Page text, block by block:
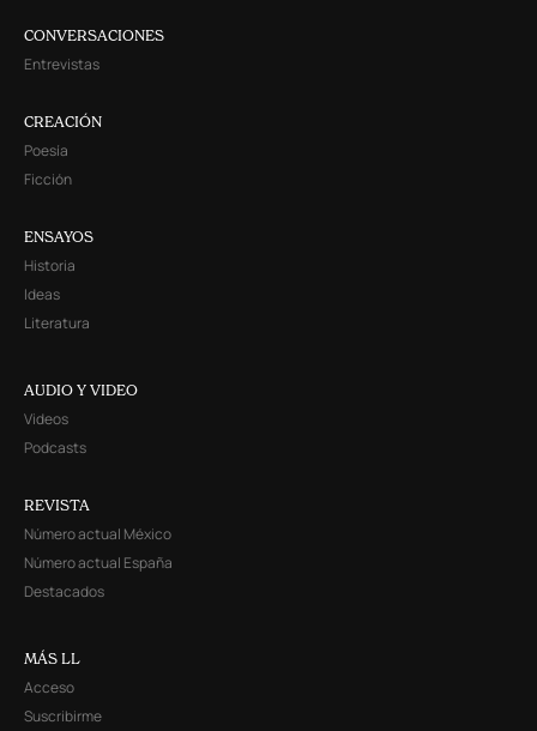
CONVERSACIONES
Entrevistas
CREACIÓN
Poesía
Ficción
ENSAYOS
Historia
Ideas
Literatura
AUDIO Y VIDEO
Videos
Podcasts
REVISTA
Número actual México
Número actual España
Destacados
MÁS LL
Acceso
Suscribirme